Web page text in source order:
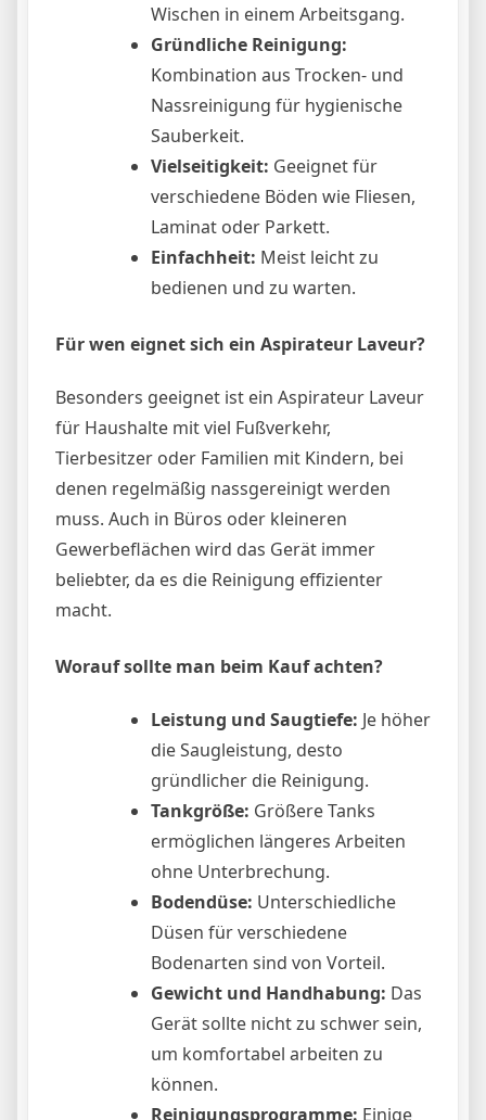
Wischen in einem Arbeitsgang.
Gründliche Reinigung:
Kombination aus Trocken- und
Nassreinigung für hygienische
Sauberkeit.
Vielseitigkeit: Geeignet für
verschiedene Böden wie Fliesen,
Laminat oder Parkett.
Einfachheit: Meist leicht zu
bedienen und zu warten.
Für wen eignet sich ein Aspirateur Laveur?
Besonders geeignet ist ein Aspirateur Laveur
für Haushalte mit viel Fußverkehr,
Tierbesitzer oder Familien mit Kindern, bei
denen regelmäßig nassgereinigt werden
muss. Auch in Büros oder kleineren
Gewerbeflächen wird das Gerät immer
beliebter, da es die Reinigung effizienter
macht.
Worauf sollte man beim Kauf achten?
Leistung und Saugtiefe: Je höher
die Saugleistung, desto
gründlicher die Reinigung.
Tankgröße: Größere Tanks
ermöglichen längeres Arbeiten
ohne Unterbrechung.
Bodendüse: Unterschiedliche
Düsen für verschiedene
Bodenarten sind von Vorteil.
Gewicht und Handhabung: Das
Gerät sollte nicht zu schwer sein,
um komfortabel arbeiten zu
können.
Reinigungsprogramme: Einige